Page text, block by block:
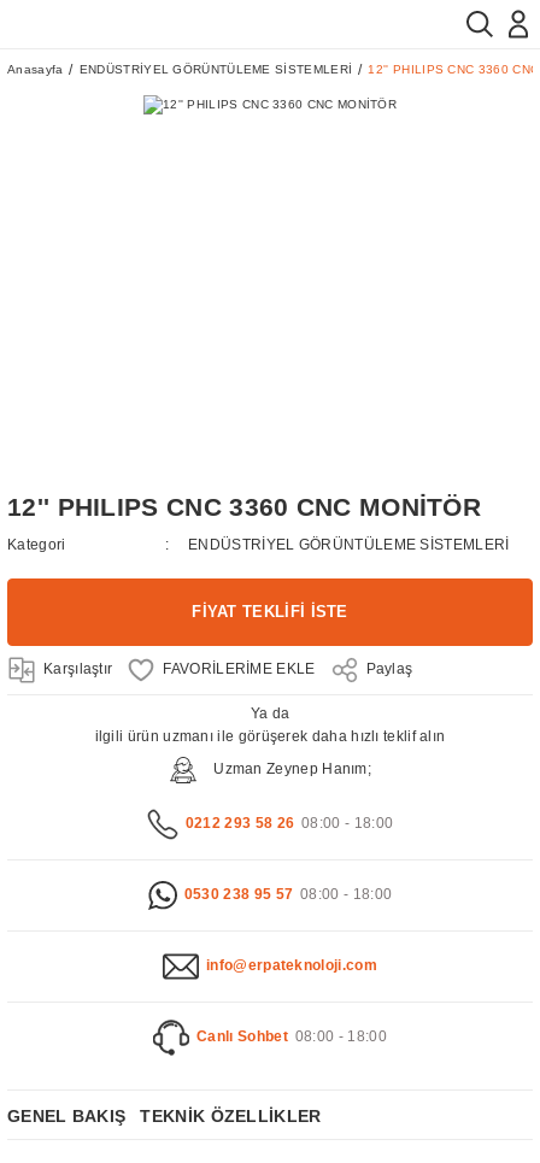
Anasayfa ENDÜSTRİYEL GÖRÜNTÜLEME SİSTEMLERİ 12'' PHILIPS CNC 3360
12'' PHILIPS CNC 3360 CNC MONİTÖR
Kategori ENDÜSTRİYEL GÖRÜNTÜLEME SİSTEMLERİ
FİYAT TEKLİFİ İSTE
Karşılaştır Paylaş
Ya da
ilgili ürün uzmanı ile görüşerek daha hızlı teklif alın
Uzman Zeynep Hanım;
0212 293 58 26 08:00 - 18:00
0530 238 95 57 08:00 - 18:00
info@erpateknoloji.com
Canlı Sohbet 08:00 - 18:00
GENEL BAKIŞ TEKNİK ÖZELLİKLER